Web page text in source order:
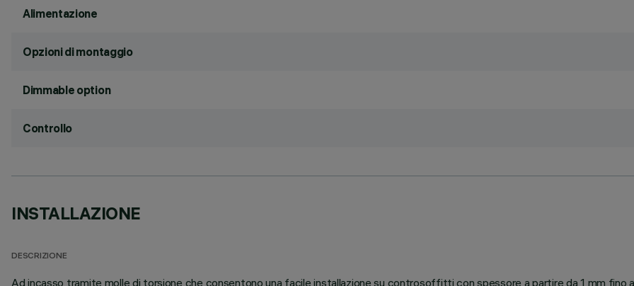
Alimentazione
Opzioni di montaggio
Dimmable option
Controllo
INSTALLAZIONE
DESCRIZIONE
Ad incasso tramite molle di torsione che consentono una facile installazione su controsoffitti con spessore a partire da 1 mm fino